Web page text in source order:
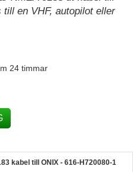
en VHF, autopilot eller
24 timmar
kabel till ONIX - 616-H720080-1